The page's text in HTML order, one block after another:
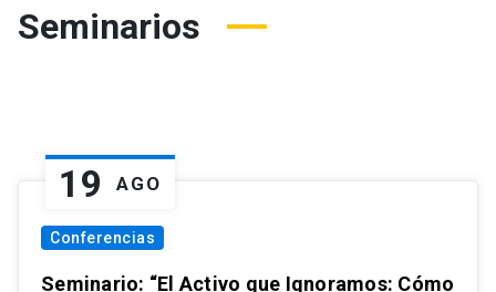
Seminarios
19 AGO
Conferencias
Seminario: “El Activo que Ignoramos: Cómo